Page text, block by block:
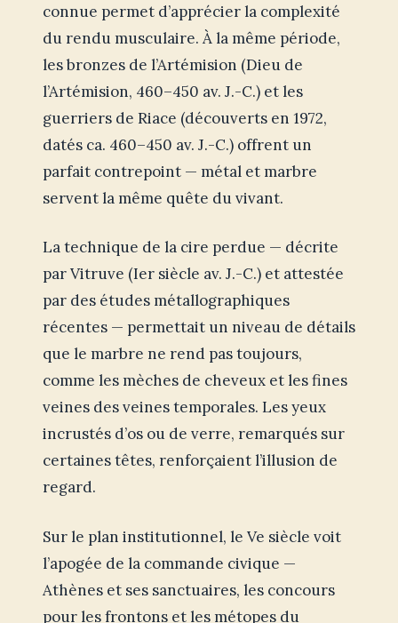
connue permet d’apprécier la complexité
du rendu musculaire. À la même période,
les bronzes de l’Artémision (Dieu de
l’Artémision, 460–450 av. J.-C.) et les
guerriers de Riace (découverts en 1972,
datés ca. 460–450 av. J.-C.) offrent un
parfait contrepoint — métal et marbre
servent la même quête du vivant.
La technique de la cire perdue — décrite
par Vitruve (Ier siècle av. J.-C.) et attestée
par des études métallographiques
récentes — permettait un niveau de détails
que le marbre ne rend pas toujours,
comme les mèches de cheveux et les fines
veines des veines temporales. Les yeux
incrustés d’os ou de verre, remarqués sur
certaines têtes, renforçaient l’illusion de
regard.
Sur le plan institutionnel, le Ve siècle voit
l’apogée de la commande civique —
Athènes et ses sanctuaires, les concours
pour les frontons et les métopes du